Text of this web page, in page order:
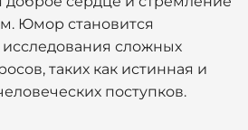
Юмор становится
сложных
таких как истинная и
поступков.